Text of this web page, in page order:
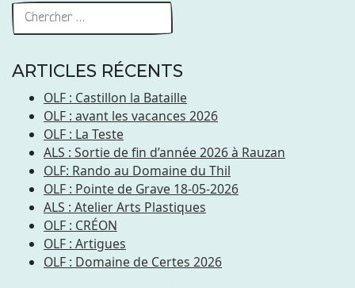
ARTICLES RÉCENTS
OLF : Castillon la Bataille
OLF : avant les vacances 2026
OLF : La Teste
ALS : Sortie de fin d’année 2026 à Rauzan
OLF: Rando au Domaine du Thil
OLF : Pointe de Grave 18-05-2026
ALS : Atelier Arts Plastiques
OLF : CRÉON
OLF : Artigues
OLF : Domaine de Certes 2026